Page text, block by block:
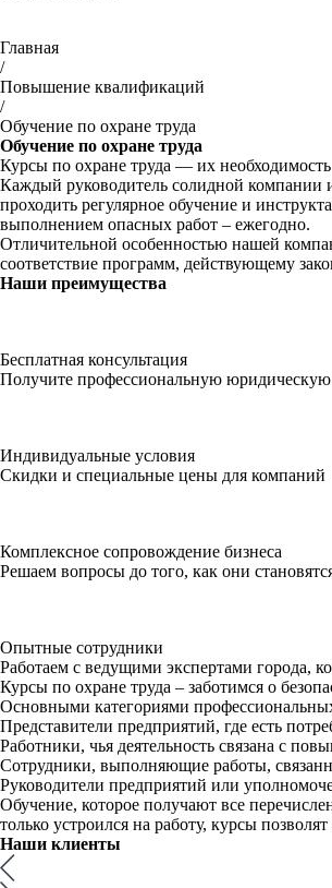
Главная
/
Повышение квалификаций
/
Обучение по охране труда
Обучение по охране труда
Курсы по охране труда — их необходимость
Каждый руководитель солидной компании
проходить регулярное обучение и
выполнением опасных работ – ежегодно.
Отличительной особенностью нашей
соответствие программ, действующему
Наши преимущества
Бесплатная консультация
Получите профессиональную юридическую
Индивидуальные условия
Скидки и специальные цены для компаний
Комплексное сопровождение бизнеса
Решаем вопросы до того, как они
Опытные сотрудники
Работаем с ведущими экспертами города,
Курсы по охране труда – заботимся о
Основными категориями
Представители предприятий, где есть
Работники, чья деятельность связана с
Сотрудники, выполняющие работы,
Руководители предприятий или
Обучение, которое получают все
только устроился на работу, курсы
Наши клиенты